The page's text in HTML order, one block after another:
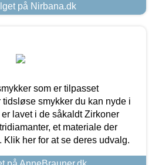
på Nirbana.dk
som er tilpasset
tidsløse smykker du kan nyde i
lavet i de såkaldt Zirkoner
et materiale der
her for at se deres udvalg.